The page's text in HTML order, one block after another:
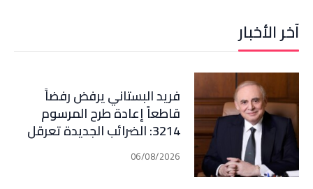
آخر الأخبار
فريد البستاني يرفض رفضاً
قاطعاً إعادة طرح المرسوم
3214: الضرائب الجديدة تعرقل
التعافي الاقتصادي وتناقض
مبدأ الشراكة
06/08/2026